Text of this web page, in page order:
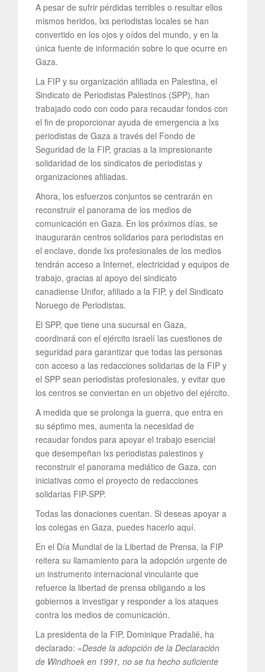
A pesar de sufrir pérdidas terribles o resultar ellos
mismos heridos, lxs periodistas locales se han
convertido en los ojos y oídos del mundo, y en la
única fuente de información sobre lo que ocurre en
Gaza.
La FIP y su organización afiliada en Palestina, el
Sindicato de Periodistas Palestinos (SPP), han
trabajado codo con codo para recaudar fondos con
el fin de proporcionar ayuda de emergencia a lxs
periodistas de Gaza a través del Fondo de
Seguridad de la FIP, gracias a la impresionante
solidaridad de los sindicatos de periodistas y
organizaciones afiliadas.
Ahora, los esfuerzos conjuntos se centrarán en
reconstruir el panorama de los medios de
comunicación en Gaza. En los próximos días, se
inaugurarán centros solidarios para periodistas en
el enclave, donde lxs profesionales de los medios
tendrán acceso a Internet, electricidad y equipos de
trabajo, gracias al apoyo del sindicato
canadiense Unifor, afiliado a la FIP, y del Sindicato
Noruego de Periodistas.
El SPP, que tiene una sucursal en Gaza,
coordinará con el ejército israelí las cuestiones de
seguridad para garantizar que todas las personas
con acceso a las redacciones solidarias de la FIP y
el SPP sean periodistas profesionales, y evitar que
los centros se conviertan en un objetivo del ejército.
A medida que se prolonga la guerra, que entra en
su séptimo mes, aumenta la necesidad de
recaudar fondos para apoyar el trabajo esencial
que desempeñan lxs periodistas palestinos y
reconstruir el panorama mediático de Gaza, con
iniciativas como el proyecto de redacciones
solidarias FIP-SPP.
Todas las donaciones cuentan. Si deseas apoyar a
los colegas en Gaza, puedes hacerlo aquí.
En el Día Mundial de la Libertad de Prensa, la FIP
reitera su llamamiento para la adopción urgente de
un instrumento internacional vinculante que
refuerce la libertad de prensa obligando a los
gobiernos a investigar y responder a los ataques
contra los medios de comunicación.
La presidenta de la FIP, Dominique Pradalié, ha
declarado: «Desde la adopción de la Declaración
de Windhoek en 1991, no se ha hecho suficiente